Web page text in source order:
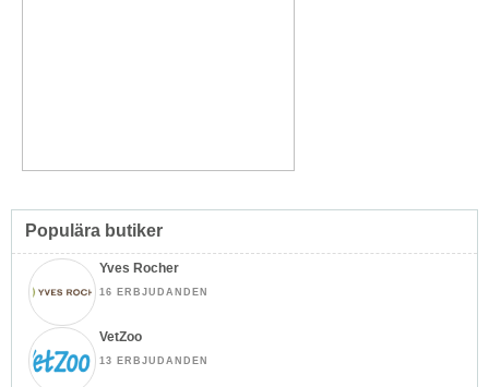
Populära butiker
Yves Rocher
16 ERBJUDANDEN
VetZoo
13 ERBJUDANDEN